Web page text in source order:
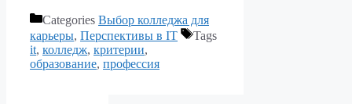
Categories Выбор колледжа для
карьеры, Перспективы в IT
Tags
it, колледж, критерии,
образование, профессия